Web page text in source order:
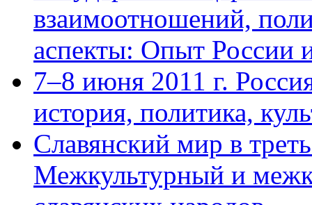
взаимоотношений,
аспекты: Опыт России
7–8 июня 2011 г.
история, политика,
Славянский мир в
Межкультурный и